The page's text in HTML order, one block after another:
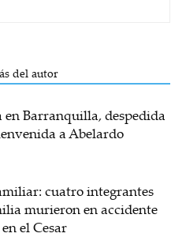
del autor
en Barranquilla, despedida
a Abelardo
cuatro integrantes
murieron en accidente
el Cesar